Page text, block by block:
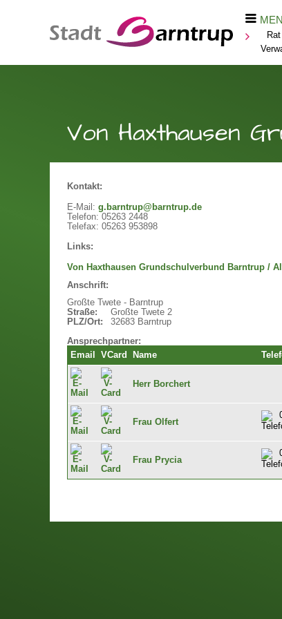
Von Haxthausen
Kontakt:
E-Mail: g.barntrup@barntrup.de
Telefon: 05263 2448
Telefax: 05263 953898
Links:
Von Haxthausen Grundschulverbund Barntrup /
Anschrift:
Großte Twete - Barntrup
Straße:
Großte Twete 2
PLZ/Ort:
32683 Barntrup
Ansprechpartner:
Email
VCard Name
Herr Borchert
Frau Olfert
Frau Prycia